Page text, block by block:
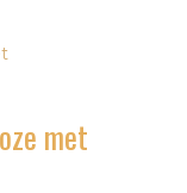
met